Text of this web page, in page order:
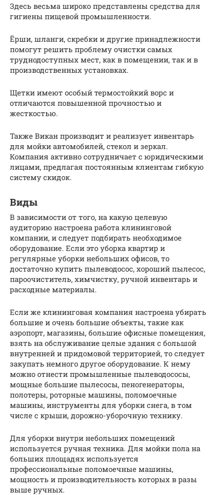
Здесь весьма широко представлены средства для
гигиены пищевой промышленности.
Ёрши, шланги, скребки и другие принадлежности
помогут решить проблему очистки самых
труднодоступных мест, как в помещении, так и в
производственных установках.
Щетки имеют особый термостойкий ворс и
отличаются повышенной прочностью и
жесткостью.
Также Викан производит и реализует инвентарь
для мойки автомобилей, стекол и зеркал.
Компания активно сотрудничает с юридическими
лицами, предлагая постоянным клиентам гибкую
систему скидок.
Виды
В зависимости от того, на какую целевую
аудиторию настроена работа клининговой
компании, и следует подбирать необходимое
оборудование. Если это уборка квартир и
регулярные уборки небольших офисов, то
достаточно купить пылеводосос, хороший пылесос,
пароочиститель, химчистку, ручной инвентарь и
расходные материалы.
Если же клининговая компания настроена убирать
большие и очень большие объекты, такие как
аэропорт, магазины, большие офисные помещения,
взять на обслуживание целые здания с большой
внутренней и придомовой территорией, то следует
закупать немного другое оборудование. К нему
можно отнести промышленные пылеводососы,
мощные большие пылесосы, пеногенераторы,
полотеры, роторные машины, поломоечные
машины, инструменты для уборки снега, в том
числе с крыши, дорожно-уборочную технику.
Для уборки внутри небольших помещений
используется ручная техника. Для мойки пола на
больших площадях используется
профессиональные поломоечные машины,
мощность и производительность которых в разы
выше ручных.